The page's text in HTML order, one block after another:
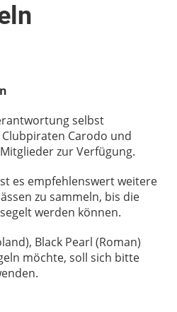
selbst
Carodo und
zur Verfügung.
es empfehlenswert weitere
zu sammeln, bis die
werden können.
Black Pearl (Roman)
möchte, soll sich bitte